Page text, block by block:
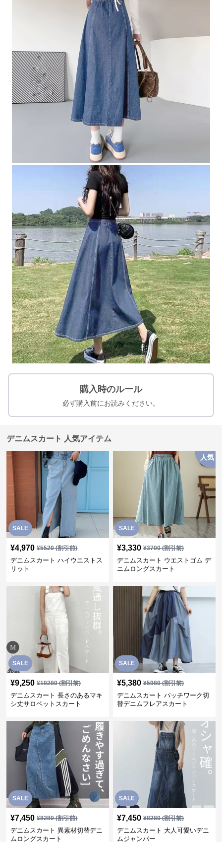
購入時のルール
必ず購入前にお読みください。
デニムスカート 人気アイテム
SALE
¥4,970 ¥5520(割引前)
デニムスカート ハイウエストス
リット
SALE
人気
¥3,330 ¥3700(割引前)
デニムスカート ウエストゴム デ
ニムロングスカート
SALE
¥9,250 ¥10280(割引前)
デニムスカート 長さのあるマキ
シ丈サロペットスカート
SALE
¥5,380 ¥5980(割引前)
デニムスカート パッチワーク切
替デニムフレアスカート
SALE
¥7,450 ¥8280(割引前)
デニムスカート 異素材切替デニ
ムロングスカート
SALE
¥7,450 ¥8280(割引前)
デニムスカート 大人可愛いデニ
ムジャンパー